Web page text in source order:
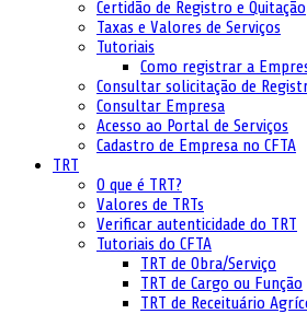
Certidão de Registro e Quitação
Taxas e Valores de Serviços
Tutoriais
Como registrar a
Consultar solicitação de
Consultar Empresa
Acesso ao Portal de Serviços
Cadastro de Empresa no CFTA
TRT
O que é TRT?
Valores de TRTs
Verificar autenticidade do TRT
Tutoriais do CFTA
TRT de Obra/Serviço
TRT de Cargo ou Função
TRT de Receituário